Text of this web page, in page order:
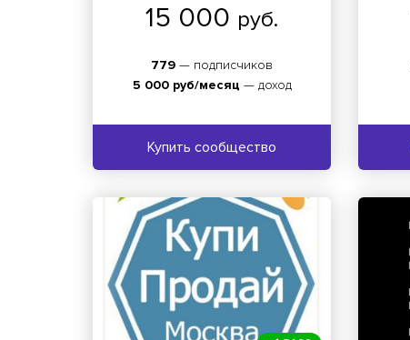
15 000 руб.
779 — подписчиков
5 000 руб/месяц — доход
Купить сообщество